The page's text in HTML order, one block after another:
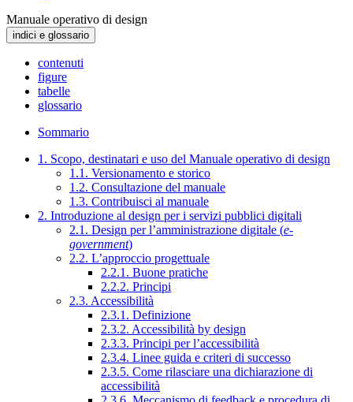
Manuale operativo di design
indici e glossario
contenuti
figure
tabelle
glossario
Sommario
1. Scopo, destinatari e uso del Manuale operativo di design
1.1. Versionamento e storico
1.2. Consultazione del manuale
1.3. Contribuisci al manuale
2. Introduzione al design per i servizi pubblici digitali
2.1. Design per l’amministrazione digitale (e-
government)
2.2. L’approccio progettuale
2.2.1. Buone pratiche
2.2.2. Principi
2.3. Accessibilità
2.3.1. Definizione
2.3.2. Accessibilità by design
2.3.3. Principi per l’accessibilità
2.3.4. Linee guida e criteri di successo
2.3.5. Come rilasciare una dichiarazione di
accessibilità